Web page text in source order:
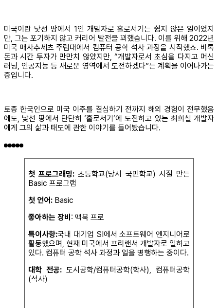
미국이란 낯선 땅에서 1인 개발자로 홀로서기는 쉽지 않은 일이었지
만, 그는 포기하지 않고 커리어 발전을 꾀했습니다. 이를 위해 2022년
미국 매사추세츠 주립대에서 컴퓨터 공학 석사 과정을 시작했죠. 비록
돈과 시간 투자가 만만치 않았지만, “개발자로서 초심을 다지고 머신
러닝, 인공지능 등 새로운 영역에서 도전하겠다”는 계획을 이어나가는
중입니다.
토종 한국인으로 미국 이주를 결심하기 전까지 해외 경험이 전무했음
에도, 낯선 땅에서 단단히 ‘홀로서기’에 도전하고 있는 최희철 개발자
에게 그의 삶과 태도에 관한 이야기를 들어봤습니다.
첫 프로그래밍: 초등학교(당시 국민학교) 시절 만든
Basic 프로그램
첫 언어:Basic
좋아하는 장비 : 맥북 프로
특이사항:국내 대기업 SI에서 소프트웨어 엔지니어로
활동했으며, 현재 미국에서 프리랜서 개발자로 일하고
있다. 컴퓨터 공학 석사 과정과 일을 병행하는 중이다.
대학 전공: 도시공학/컴퓨터공학(학사), 컴퓨터공학
(석사)